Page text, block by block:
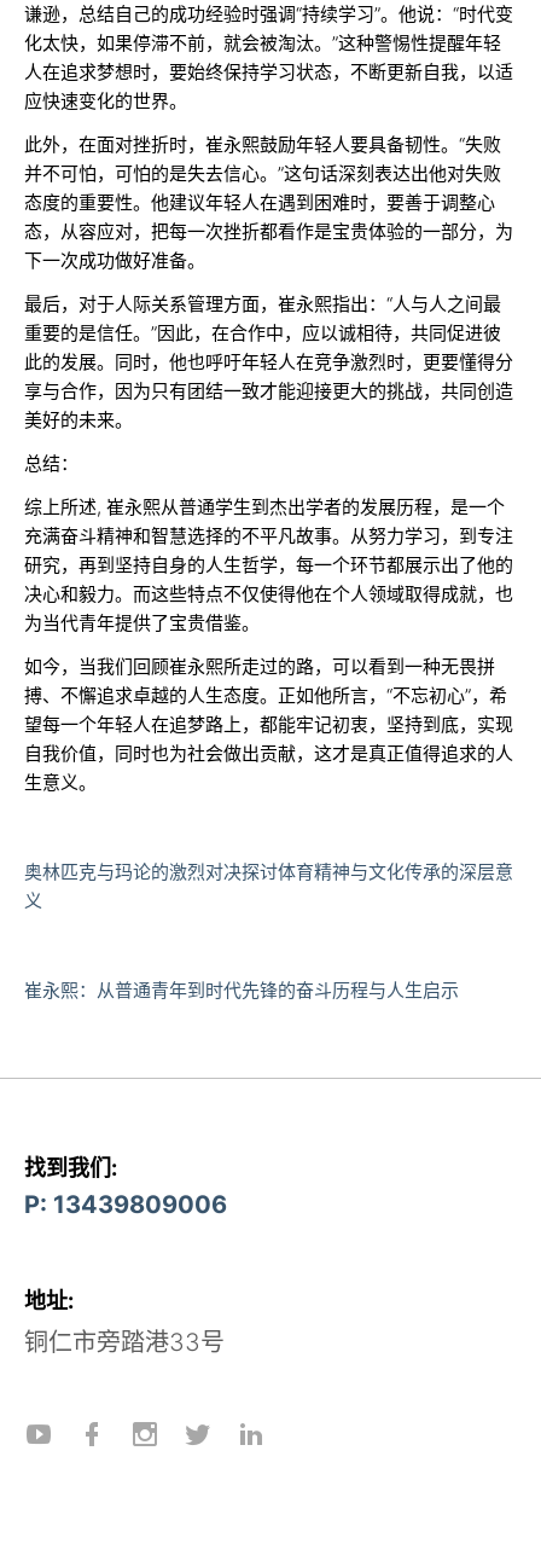
谦逊，总结自己的成功经验时强调“持续学习”。他说：“时代变
化太快，如果停滞不前，就会被淘汰。”这种警惕性提醒年轻
人在追求梦想时，要始终保持学习状态，不断更新自我，以适
应快速变化的世界。
此外，在面对挫折时，崔永熙鼓励年轻人要具备韧性。“失败
并不可怕，可怕的是失去信心。”这句话深刻表达出他对失败
态度的重要性。他建议年轻人在遇到困难时，要善于调整心
态，从容应对，把每一次挫折都看作是宝贵体验的一部分，为
下一次成功做好准备。
最后，对于人际关系管理方面，崔永熙指出：“人与人之间最
重要的是信任。”因此，在合作中，应以诚相待，共同促进彼
此的发展。同时，他也呼吁年轻人在竞争激烈时，更要懂得分
享与合作，因为只有团结一致才能迎接更大的挑战，共同创造
美好的未来。
总结：
综上所述, 崔永熙从普通学生到杰出学者的发展历程，是一个
充满奋斗精神和智慧选择的不平凡故事。从努力学习，到专注
研究，再到坚持自身的人生哲学，每一个环节都展示出了他的
决心和毅力。而这些特点不仅使得他在个人领域取得成就，也
为当代青年提供了宝贵借鉴。
如今，当我们回顾崔永熙所走过的路，可以看到一种无畏拼
搏、不懈追求卓越的人生态度。正如他所言，“不忘初心”，希
望每一个年轻人在追梦路上，都能牢记初衷，坚持到底，实现
自我价值，同时也为社会做出贡献，这才是真正值得追求的人
生意义。
奥林匹克与玛论的激烈对决探讨体育精神与文化传承的深层意
义
崔永熙：从普通青年到时代先锋的奋斗历程与人生启示
找到我们:
P: 13439809006
地址:
铜仁市旁踏港33号